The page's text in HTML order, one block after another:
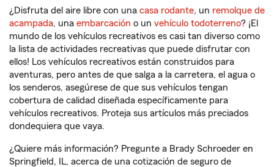
¿Disfruta del aire libre con una casa rodante, un remolque de
acampada, una embarcación o un vehículo todoterreno? ¡El
mundo de los vehículos recreativos es casi tan diverso como
la lista de actividades recreativas que puede disfrutar con
ellos! Los vehículos recreativos están construidos para
aventuras, pero antes de que salga a la carretera, el agua o
los senderos, asegúrese de que sus vehículos tengan
cobertura de calidad diseñada específicamente para
vehículos recreativos. Proteja sus artículos más preciados
dondequiera que vaya.
¿Quiere más información? Pregunte a Brady Schroeder en
Springfield, IL, acerca de una cotización de seguro de